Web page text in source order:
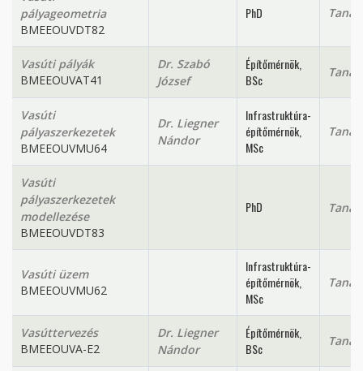
pályageometria
BMEEOUVDT82
PhD
Vasúti pályák
BMEEOUVAT41
Dr. Szabó
József
Építőmérnök,
BSc
Vasúti
pályaszerkezetek
BMEEOUVMU64
Dr. Liegner
Nándor
Infrastruktúra-
építőmérnök,
MSc
Vasúti
pályaszerkezetek
modellezése
BMEEOUVDT83
PhD
Vasúti üzem
BMEEOUVMU62
Infrastruktúra-
építőmérnök,
MSc
Vasúttervezés
BMEEOUVA-E2
Dr. Liegner
Nándor
Építőmérnök,
BSc